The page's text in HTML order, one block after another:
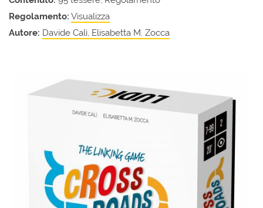
Regolamento: Visualizza
Autore: Davide Calì, Elisabetta M. Zocca